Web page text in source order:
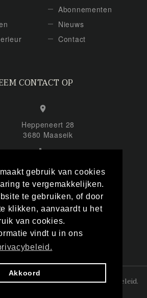
gebruik van cookies
te vergemakkelijken.
te gebruiken, of door
klikken, aanvaardt u het
van cookies.
vindt u in ons
Akkoord
Abonnementen
Nieuws
Contact
CONTACT OP
Heppeneert 28
3680 Maaseik
+32 (0) 495 863 878
info@inmemofloral.be
rechten voorbehouden.Privacybeleid.